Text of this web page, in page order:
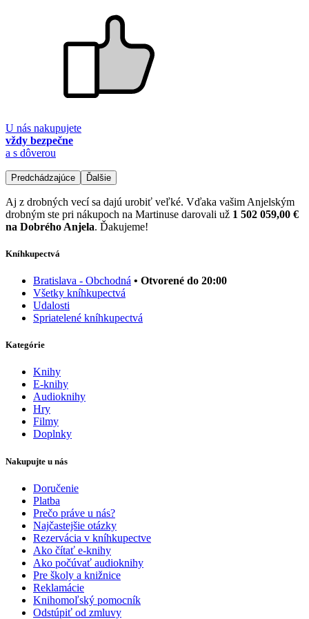
U nás nakupujete
vždy bezpečne
a s dôverou
Predchádzajúce Ďalšie
Aj z drobných vecí sa dajú urobiť veľké. Vďaka vašim Anjelským
drobným ste pri nákupoch na Martinuse darovali už 1 502 059,00 €
na Dobrého Anjela. Ďakujeme!
Kníhkupectvá
Bratislava - Obchodná • Otvorené do 20:00
Všetky kníhkupectvá
Udalosti
Spriatelené kníhkupectvá
Kategórie
Knihy
E-knihy
Audioknihy
Hry
Filmy
Doplnky
Nakupujte u nás
Doručenie
Platba
Prečo práve u nás?
Najčastejšie otázky
Rezervácia v kníhkupectve
Ako čítať e-knihy
Ako počúvať audioknihy
Pre školy a knižnice
Reklamácie
Knihomoľský pomocník
Odstúpiť od zmluvy